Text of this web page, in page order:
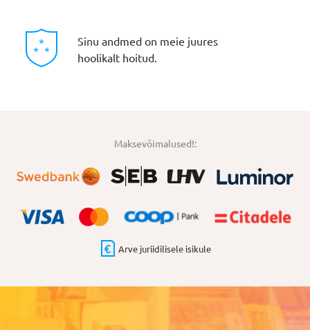
Sinu andmed on meie juures
hoolikalt hoitud.
Maksevõimalused!:
Arve juriidilisele isikule